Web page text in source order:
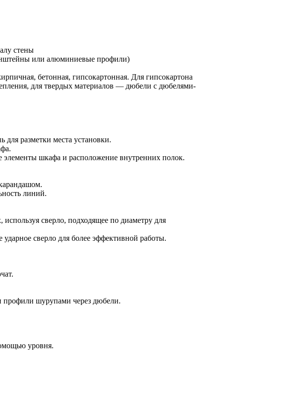
стены
или алюминиевые профили)
бетонная, гипсокартонная. Для гипсокартона
для твердых материалов — дюбели с дюбелями-
для разметки места установки.
шкафа и расположение внутренних полок.
линий.
сверло, подходящее по диаметру для
сверло для более эффективной работы.
профили шурупами через дюбели.
уровня.